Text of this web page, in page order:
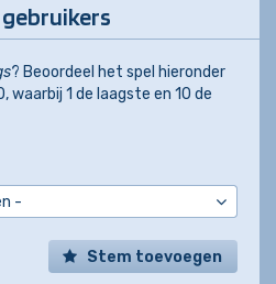
? Beoordeel het spel hieronder
waarbij 1 de laagste en 10 de
Stem toevoegen